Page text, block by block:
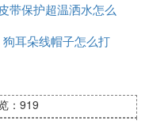
片
皮带保护超温洒水怎么
接线
狗耳朵线帽子怎么打
：919